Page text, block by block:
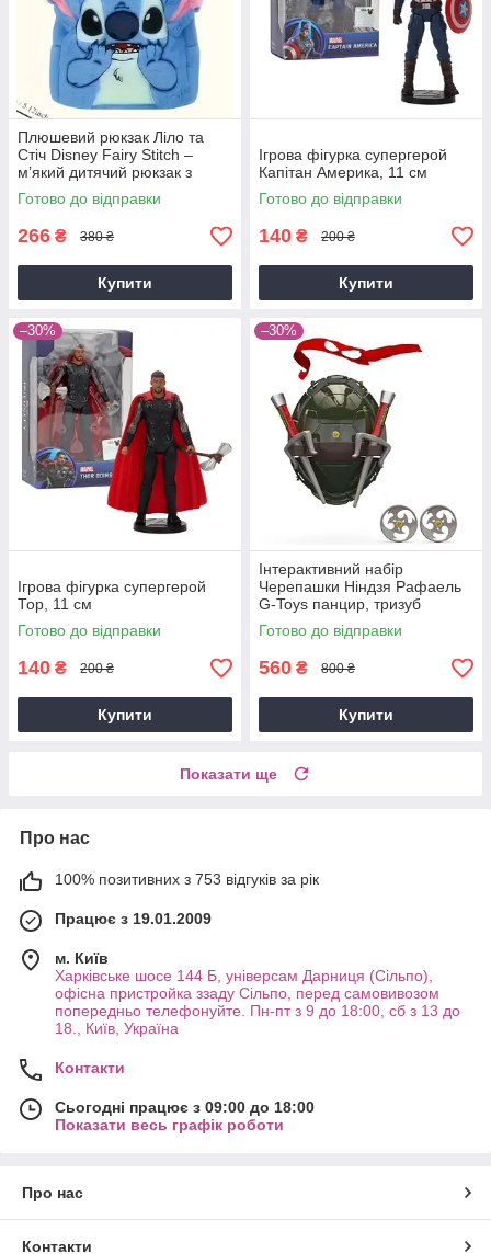
Плюшевий рюкзак Ліло та
Стіч Disney Fairy Stitch –
м’який дитячий рюкзак з
вушками та мордочкою
Готово до відправки
266 ₴ 380 ₴
Купити
Ігрова фігурка супергерой
Капітан Америка, 11 см
Готово до відправки
140 ₴ 200 ₴
Купити
–30%
Ігрова фігурка супергерой
Тор, 11 см
Готово до відправки
140 ₴ 200 ₴
Купити
–30%
Інтерактивний набір
Черепашки Ніндзя Рафаель
G-Toys панцир, тризуб
Рафаеля, пов'язка Рафаеля,
сюрікени, червоний
Готово до відправки
560 ₴ 800 ₴
Купити
Показати ще
Про нас
100% позитивних з 753 відгуків за рік
Працює з 19.01.2009
м. Київ
Харківське шосе 144 Б, універсам Дарниця (Сільпо),
офісна пристройка ззаду Сільпо, перед самовивозом
попередньо телефонуйте. Пн-пт з 9 до 18:00, сб з 13 до
18., Київ, Україна
Контакти
Сьогодні працює з 09:00 до 18:00
Показати весь графік роботи
Про нас
Контакти